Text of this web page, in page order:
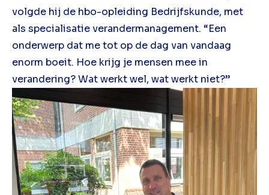
volgde hij de hbo-opleiding Bedrijfskunde, met
als specialisatie verandermanagement. “Een
onderwerp dat me tot op de dag van vandaag
enorm boeit. Hoe krijg je mensen mee in
verandering? Wat werkt wel, wat werkt niet?”